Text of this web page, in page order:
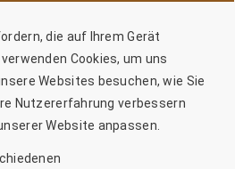
die auf Ihrem Gerät
Cookies, um uns
Websites besuchen, wie Sie
Nutzererfahrung verbessern
Website anpassen.